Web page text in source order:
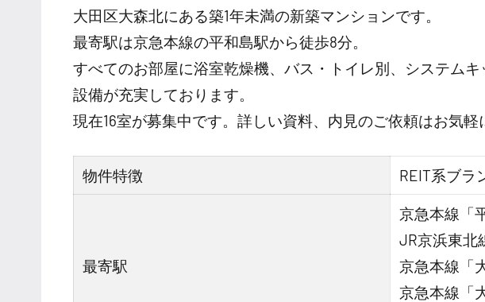
大田区大森北にある築1年未満の新築マンションです。
最寄駅は京急本線の平和島駅から徒歩8分。
すべてのお部屋に浴室乾燥機、バス・トイレ別、システム
設備が充実しております。
現在16室が募集中です。詳しい資料、内見のご依頼はお気軽
物件特徴 REIT系ブラ
最寄駅
京急本線「
JR京浜東北
京急本線「
京急本線「